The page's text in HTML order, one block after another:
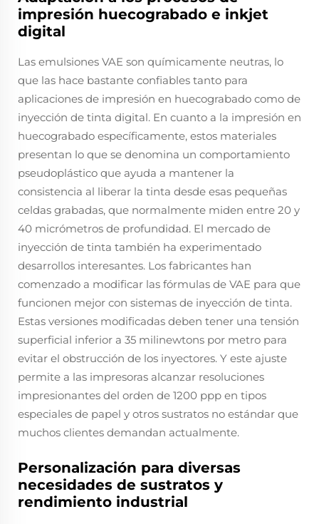
impresión huecograbado e inkjet
digital
Las emulsiones VAE son químicamente neutras, lo
que las hace bastante confiables tanto para
aplicaciones de impresión en huecograbado como de
inyección de tinta digital. En cuanto a la impresión en
huecograbado específicamente, estos materiales
presentan lo que se denomina un comportamiento
pseudoplástico que ayuda a mantener la
consistencia al liberar la tinta desde esas pequeñas
celdas grabadas, que normalmente miden entre 20 y
40 micrómetros de profundidad. El mercado de
inyección de tinta también ha experimentado
desarrollos interesantes. Los fabricantes han
comenzado a modificar las fórmulas de VAE para que
funcionen mejor con sistemas de inyección de tinta.
Estas versiones modificadas deben tener una tensión
superficial inferior a 35 milinewtons por metro para
evitar el obstrucción de los inyectores. Y este ajuste
permite a las impresoras alcanzar resoluciones
impresionantes del orden de 1200 ppp en tipos
especiales de papel y otros sustratos no estándar que
muchos clientes demandan actualmente.
Personalización para diversas
necesidades de sustratos y
rendimiento industrial